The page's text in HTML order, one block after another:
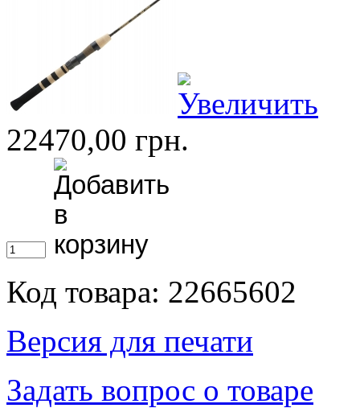
22470,00 грн.
Код товара: 22665602
Версия для печати
Задать вопрос о товаре